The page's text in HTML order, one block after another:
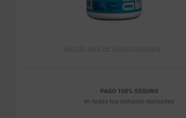
PAGO 100% SEGURO
en todas tus compras realizadas